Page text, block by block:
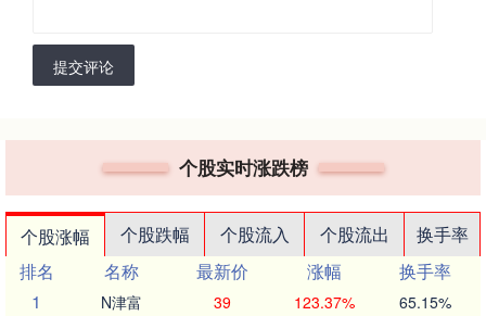
提交评论
个股实时涨跌榜
个股涨幅 个股跌幅 个股流入 个股流出
换手率
排名
名称 最新价 涨幅
换手率
1
N津富 39 123.37% 65.15%